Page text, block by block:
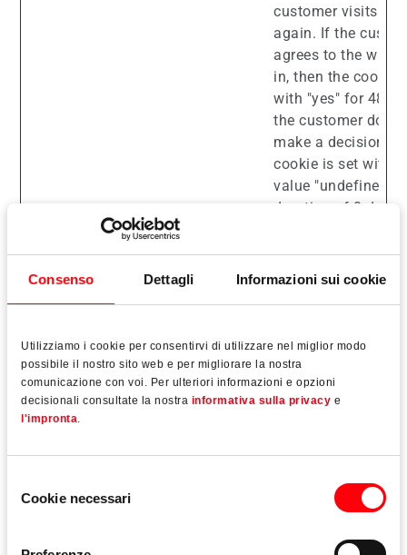
Consenso Dettagli Informazioni sui cookie
Utilizziamo i cookie per consentirvi di utilizzare nel miglior modo
possibile il nostro sito web e per migliorare la nostra
comunicazione con voi. Per ulteriori informazioni e opzioni
decisionali consultate la nostra informativa sulla privacy e
l'impronta.
delCookie necessari
customer visits the
again. If the
agrees to the
in, then the cookie
with "yes" for 480
the customer does
make a decision,
cookie is set with
value "undefined"
duration of 0 days.
et_scroll_depth
measurement
fe_typo_user
ftt.roto-
Preserva gli stati
pagine del sito.
isSdEnabled [x2]
Etracker
etracker
Percepisce se il
rilevamento della
quanto l'utente ha
eseguito lo
della sessione